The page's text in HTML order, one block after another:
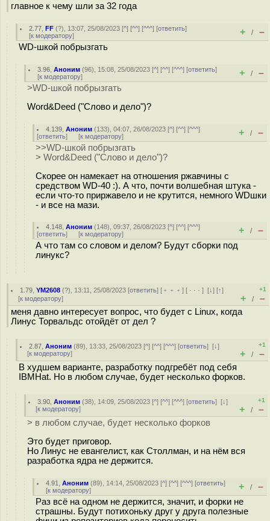
главное к чему шли за 32 года
2.77 ,FF (?), 13:07, 25/08/2023 [^] [^^] [^^^] [ответить]
[к модератору] + / –
WD-шкой побрызгать
3.96 ,Аноним (96), 15:08, 25/08/2023 [^] [^^] [^^^] [ответить]
[к модератору] + / –
>WD-шкой побрызгать
Word&Deed ("Слово и дело")?
4.139 ,Аноним (133), 04:07, 26/08/2023 [^] [^^] [^^^]
[ответить] [к модератору] + / –
>>WD-шкой побрызгать
> Word&Deed ("Слово и дело")?
Скорее он намекает на отношения ржавчины с
средством WD-40 :). А что, почти волшебная штука -
если что-то приржавело и не крутится, немного WDшки
- и все на мази.
4.148 ,Аноним (148), 09:37, 26/08/2023 [^] [^^] [^^^]
[ответить] [к модератору] + / –
А что там со словом и делом? Будут сборки под
линукс?
1.79 ,YM2608 (?), 13:11, 25/08/2023 [ответить] [ ﹢﹢﹢] [ · · ·][↓] [↑]
[к модератору]
+1
+ / –
меня давно интересует вопрос, что будет с Linux, когда
Линус Торвальдс отойдёт от дел ?
2.87 ,Аноним (89), 13:33, 25/08/2023 [^] [^^] [^^^] [ответить][↓]
[к модератору]
+1
+ / –
В худшем варианте, разработку подгребёт под себя
IBMHat. Но в любом случае, будет несколько форков.
3.90 ,Аноним (38), 14:09, 25/08/2023 [^] [^^] [^^^] [ответить][↓]
[к модератору]
+1
+ / –
> в любом случае, будет несколько форков
Это будет приговор.
Но Линус не евангелист, как Столлман, и на нём вся
разработка ядра не держится.
4.91 ,Аноним (89), 14:14, 25/08/2023 [^] [^^] [^^^] [ответить]
[к модератору] + / –
Раз всё на одном не держится, значит, и форки не
страшны. Будут потихоньку друг у друга полезные